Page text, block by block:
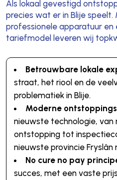
Als lokaal gevestigd
precies wat er in Blije
professionele apparatuur en
tariefmodel leveren wij
Betrouwbare lokale
straat, het riool en de
problematiek in Blije.
Moderne
nieuwste technologie, van
ontstopping tot
nieuwste provincie Fryslân
No cure no pay
succes, met een vaste